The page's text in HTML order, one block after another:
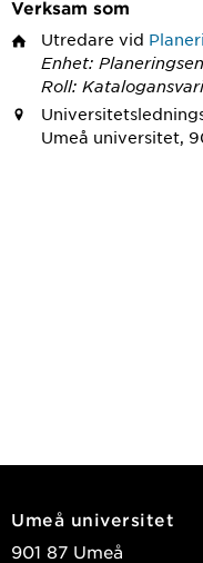
Verksam som
Utredare vid
Enhet:
Roll:
Umeå universitet,
Umeå universitet
901 87 Umeå